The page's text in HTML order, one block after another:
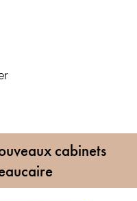
cabinets